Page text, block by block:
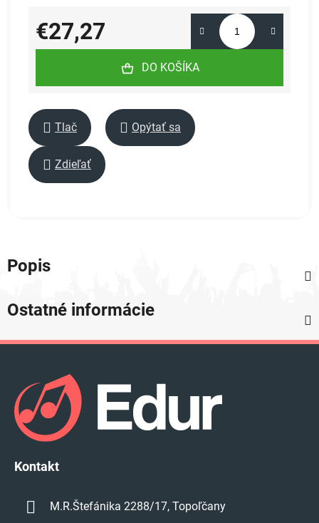
€27,27
Jednotková cena:
DO KOŠÍKA
Tlač Opýtať sa
Zdieľať
Popis
Ostatné informácie
Kontakt
M.R.Štefánika 2288/17, Topoľčany